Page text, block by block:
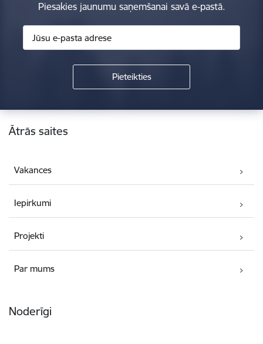
Piesakies jaunumu saņemšanai savā e-pastā.
Kājene
Ātrās saites
Vakances
Iepirkumi
Projekti
Par mums
Noderīgi